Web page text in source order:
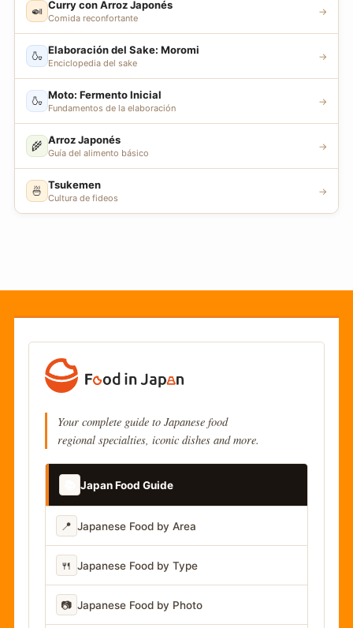
🍛 Curry con Arroz Japonés
Comida reconfortante
→
🍶 Elaboración del Sake: Moromi
Enciclopedia del sake
→
🍶 Moto: Fermento Inicial
Fundamentos de la elaboración
→
🌾 Arroz Japonés
Guía del alimento básico
→
🍜 Tsukemen
Cultura de fideos
→
Your complete guide to Japanese food
regional specialties, iconic dishes and more.
Japan Food Guide
📍 Japanese Food by Area
🍴 Japanese Food by Type
📷 Japanese Food by Photo